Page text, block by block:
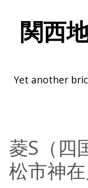
関西
Yet another
菱S（四
松市神